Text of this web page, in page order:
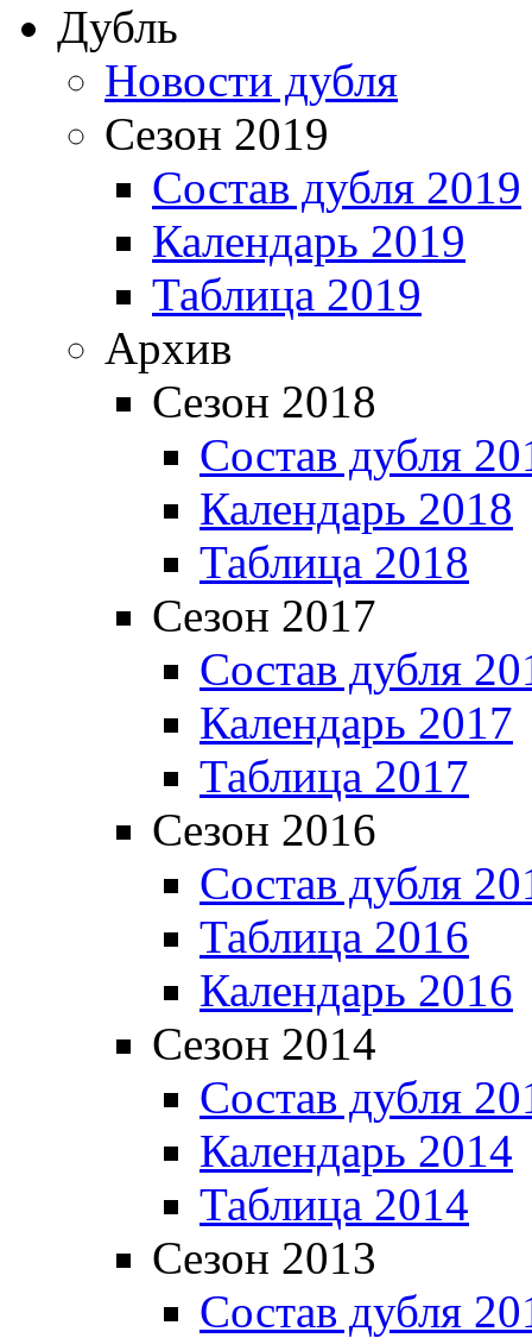
Дубль
Новости дубля
Сезон 2019
Состав дубля 2019
Календарь 2019
Таблица 2019
Архив
Сезон 2018
Состав дубля
Календарь 2018
Таблица 2018
Сезон 2017
Состав дубля
Календарь 2017
Таблица 2017
Сезон 2016
Состав дубля
Таблица 2016
Календарь 2016
Сезон 2014
Состав дубля
Календарь 2014
Таблица 2014
Сезон 2013
Состав дубля